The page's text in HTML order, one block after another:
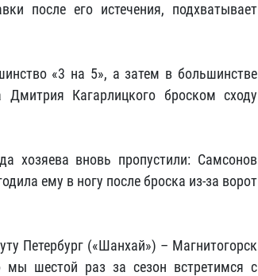
после его истечения, подхватывает
«3 на 5», а затем в большинстве
Кагарлицкого броском сходу
хозяева вновь пропустили: Самсонов
ему в ногу после броска из-за ворот
Петербург («Шанхай») – Магнитогорск
мы шестой раз за сезон встретимся с